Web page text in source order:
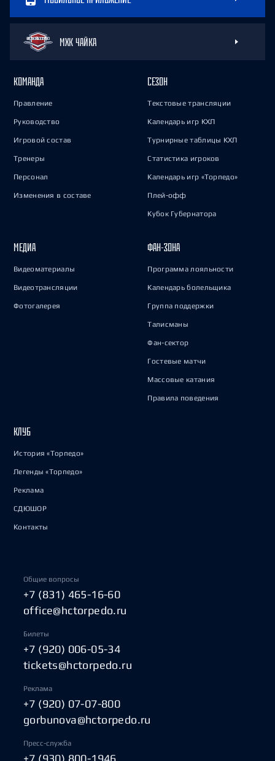
МХК ЧАЙКА
КОМАНДА
Правление
Руководство
Игровой состав
Тренеры
Персонал
Изменения в составе
СЕЗОН
Текстовые трансляции
Календарь игр КХЛ
Турнирные таблицы КХЛ
Статистика игроков
Календарь игр «Торпедо»
Плей-офф
Кубок Губернатора
МЕДИА
Видеоматериалы
Видеотрансляции
Фотогалерея
ФАН-ЗОНА
Программа лояльности
Календарь болельщика
Группа поддержки
Талисманы
Фан-сектор
Гостевые матчи
Массовые катания
Правила поведения
КЛУБ
История «Торпедо»
Легенды «Торпедо»
Реклама
СДЮШОР
Контакты
Общие вопросы
+7 (831) 465-16-60
office@hctorpedo.ru
Билеты
+7 (920) 006-05-34
tickets@hctorpedo.ru
Реклама
+7 (920) 07-07-800
gorbunova@hctorpedo.ru
Пресс-служба
+7 (930) 800-1946